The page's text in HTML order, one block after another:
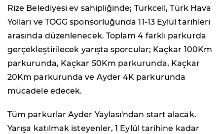
Rize Belediyesi ev sahipliğinde; Turkcell, Türk Hava
Yolları ve TOGG sponsorluğunda 11-13 Eylül tarihleri
arasında düzenlenecek. Toplam 4 farklı parkurda
gerçekleştirilecek yarışta sporcular; Kaçkar 100Km
parkurunda, Kaçkar 50Km parkurunda, Kaçkar
20Km parkurunda ve Ayder 4K parkurunda
mücadele edecek.
Tüm parkurlar Ayder Yaylası'ndan start alacak.
Yarışa katılmak isteyenler, 1 Eylül tarihine kadar